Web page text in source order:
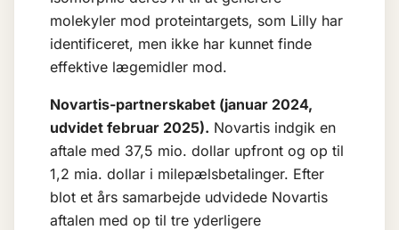
molekyler mod proteintargets, som Lilly har
identificeret, men ikke har kunnet finde
effektive lægemidler mod.
Novartis-partnerskabet (januar 2024,
udvidet februar 2025). Novartis indgik en
aftale med 37,5 mio. dollar upfront og op til
1,2 mia. dollar i milepælsbetalinger. Efter
blot et års samarbejde udvidede Novartis
aftalen med op til tre yderligere